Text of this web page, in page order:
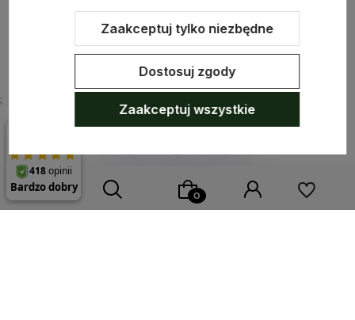
;
Sklep internetowy Shoper.pl Szablon Shoper Modern 3.0™
GrowCommerce
Zaakceptuj tylko niezbędne
Dostosuj zgody
Zaakceptuj wszystkie